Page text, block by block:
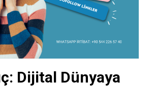
Dijital Dünyaya